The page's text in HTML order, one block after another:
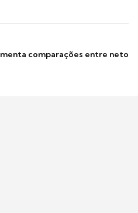
comparações entre neto